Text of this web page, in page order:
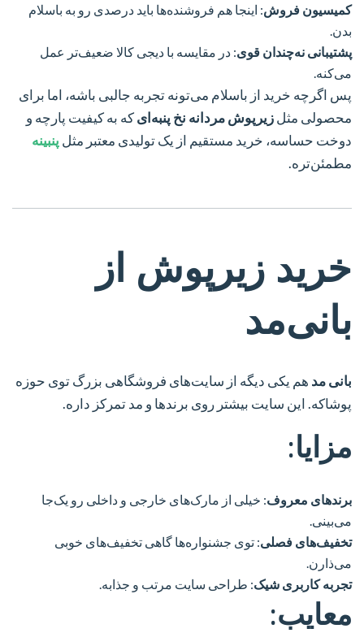
کمیسیون فروش: اینجا هم فروشنده‌ها باید درصدی رو به باسلام
بدن.
پشتیبانی نه‌چندان قوی: در مقایسه با دیجی کالا ضعیف‌تر عمل
می‌کنه.
پس اگرچه خرید از باسلام می‌تونه تجربه جالبی باشه، اما برای
محصولی مثلزیرپوش مردانه نخ پنبه‌ایکه به کیفیت پارچه و
دوخت حساسه، خرید مستقیم از یک تولیدی معتبر مثل پنبینه
مطمئن‌تره.
خرید زیرپوش از
بانی‌مد
بانی مد هم یکی دیگه از سایت‌های فروشگاهی بزرگ توی حوزه
پوشاکه. این سایت بیشتر روی برندها و مد تمرکز داره.
مزایا:
برندهای معروف: خیلی از مارک‌های خارجی و داخلی رو یک‌جا
می‌بینی.
تخفیف‌های فصلی: توی جشنواره‌ها گاهی تخفیف‌های خوبی
می‌ذارن.
تجربه کاربری شیک: طراحی سایت مرتب و جذابه.
معایب: